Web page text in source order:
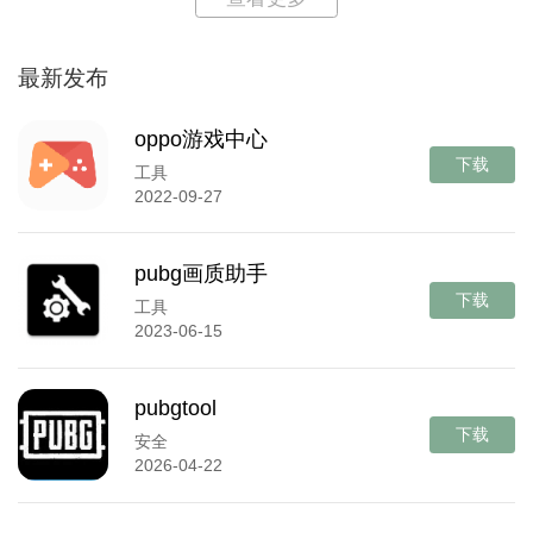
最新发布
oppo游戏中心
工具
2022-09-27
下载
pubg画质助手
工具
2023-06-15
下载
pubgtool
安全
2026-04-22
下载